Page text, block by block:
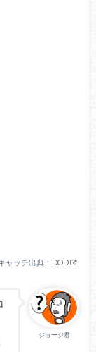
ャッチ出典： DOD
ジョージ君